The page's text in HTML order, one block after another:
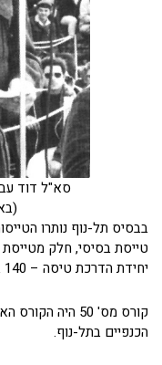
סא"ל דוד
בבסיס תל-נוף נותרו
טייסת בסיסי, חלק
יחידת הדרכת טיסה – 140 בפיקודו של רס"ן עודד מרום.
קורס מס' 50 היה
הכנפיים בתל-נוף.